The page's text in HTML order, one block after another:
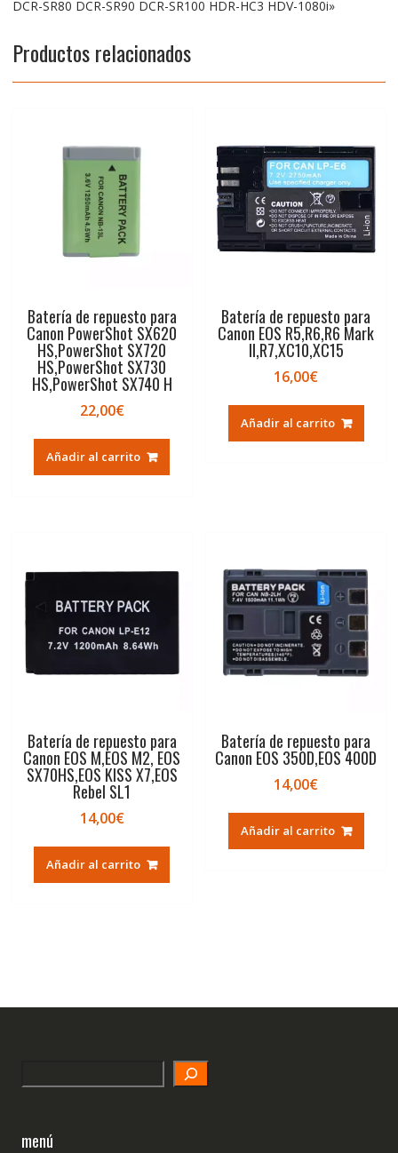
DCR-SR80 DCR-SR90 DCR-SR100 HDR-HC3 HDV-1080i»
Productos relacionados
Batería de repuesto para
Canon PowerShot SX620
HS,PowerShot SX720
HS,PowerShot SX730
HS,PowerShot SX740 H
22,00€
Añadir al carrito
Batería de repuesto para
Canon EOS R5,R6,R6 Mark
II,R7,XC10,XC15
16,00€
Añadir al carrito
Batería de repuesto para
Canon EOS M,EOS M2, EOS
SX70HS,EOS KISS X7,EOS
Rebel SL1
14,00€
Añadir al carrito
Batería de repuesto para
Canon EOS 350D,EOS 400D
14,00€
Añadir al carrito
menú